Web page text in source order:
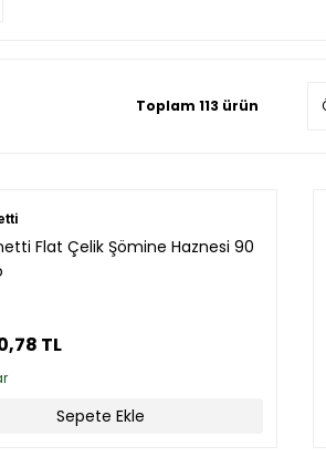
Toplam 113 ürün
Flat Çelik Şömine Haznesi 90
TL
Sepete Ekle